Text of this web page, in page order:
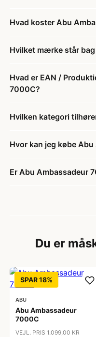
Hvad koster Abu
Hvilket mærke står
Hvad er EAN /
7000C?
Hvilken kategori
Hvor kan jeg købe
Er Abu Ambassadeur
Du er
SPAR 18%
ABU
Abu Ambassadeur
7000C
VEJL. PRIS 1.099,00 KR